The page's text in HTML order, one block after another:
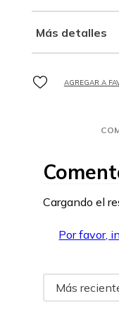
Más detalles
Cargando el
Por favor,
Más